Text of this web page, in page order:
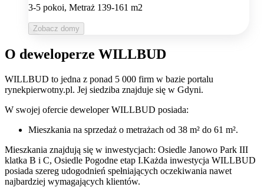
3-5 pokoi, Metraż 139-161 m2
Zobacz domy
O deweloperze WILLBUD
WILLBUD to jedna z ponad 5 000 firm w bazie portalu
rynekpierwotny.pl. Jej siedziba znajduje się w Gdyni.
W swojej ofercie deweloper WILLBUD posiada:
Mieszkania na sprzedaż o metrażach od 38 m² do 61 m².
Mieszkania znajdują się w inwestycjach: Osiedle Janowo Park III
klatka B i C, Osiedle Pogodne etap I.Każda inwestycja WILLBUD
posiada szereg udogodnień spełniających oczekiwania nawet
najbardziej wymagających klientów.